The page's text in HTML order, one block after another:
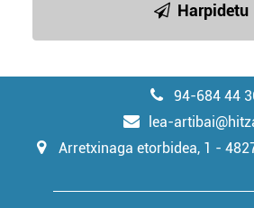
Harpidetu
94-684 44
lea-
Arretxinaga etorbidea, 1 -